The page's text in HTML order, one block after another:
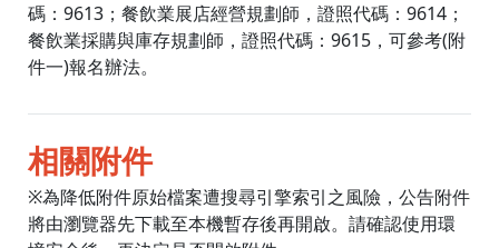
碼：9613；餐飲業展店經營規劃師，證照代碼：9614；
餐飲業採購與庫存規劃師，證照代碼：9615，可參考(附
件一)報名辦法。
相關附件
※為降低附件原始檔案遭搜尋引擎索引之風險，公告附件
將由瀏覽器先下載至本機暫存後再開啟。請確認使用環